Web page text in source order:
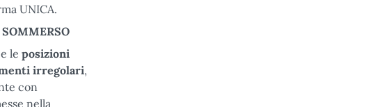
UNICA.
le posizioni
irregolari,
con
nella